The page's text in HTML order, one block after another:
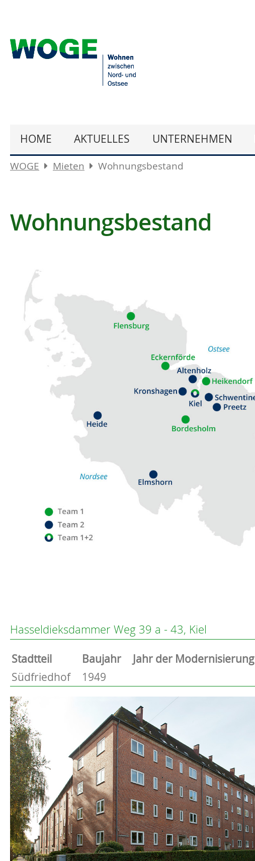
HOME AKTUELLES UNTERNEHMEN
WOGE Mieten Wohnungsbestand
Wohnungsbestand
Heikendorf
Kronshagen
Kiel
Schwentinental
Preetz
Bordesholm
Elmshorn
Hasseldieksdammer Weg 39 a - 43, Kiel
Stammdaten
Basisdaten zur Immobilie
Stadtteil Baujahr Jahr der Modernisierung
Südfriedhof
1949
Beschreibung